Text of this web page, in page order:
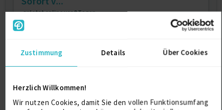
Zustimmung Details Über Cookies
Herzlich Willkommen!
Wir nutzen Cookies, damit Sie den vollen Funktionsumfang
zuletzt online vor 8 Tagen
7 J.
auf Anfrage